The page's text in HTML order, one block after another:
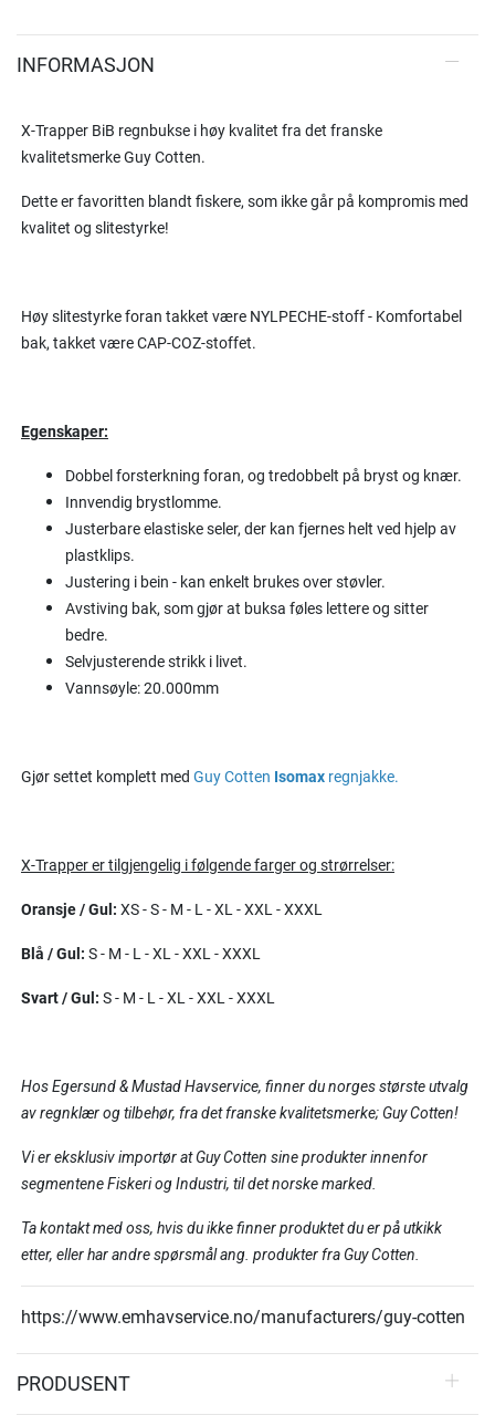
INFORMASJON
X-Trapper BiB regnbukse i høy kvalitet fra det franske
kvalitetsmerke Guy Cotten.
Dette er favoritten blandt fiskere, som ikke går på kompromis med
kvalitet og slitestyrke!
Høy slitestyrke foran takket være NYLPECHE-stoff - Komfortabel
bak, takket være CAP-COZ-stoffet.
Egenskaper:
Dobbel forsterkning foran, og tredobbelt på bryst og knær.
Innvendig brystlomme.
Justerbare elastiske seler, der kan fjernes helt ved hjelp av
plastklips.
Justering i bein - kan enkelt brukes over støvler.
Avstiving bak, som gjør at buksa føles lettere og sitter
bedre.
Selvjusterende strikk i livet.
Vannsøyle: 20.000mm
Gjør settet komplett med Guy Cotten Isomax regnjakke.
X-Trapper er tilgjengelig i følgende farger og strørrelser:
Oransje / Gul: XS - S - M - L - XL - XXL - XXXL
Blå / Gul: S - M - L - XL - XXL - XXXL
Svart / Gul: S - M - L - XL - XXL - XXXL
Hos Egersund & Mustad Havservice, finner du norges største utvalg
av regnklær og tilbehør, fra det franske kvalitetsmerke; Guy Cotten!
Vi er eksklusiv importør at Guy Cotten sine produkter innenfor
segmentene Fiskeri og Industri, til det norske marked.
Ta kontakt med oss, hvis du ikke finner produktet du er på utkikk
etter, eller har andre spørsmål ang. produkter fra Guy Cotten.
https://www.emhavservice.no/manufacturers/guy-cotten
PRODUSENT